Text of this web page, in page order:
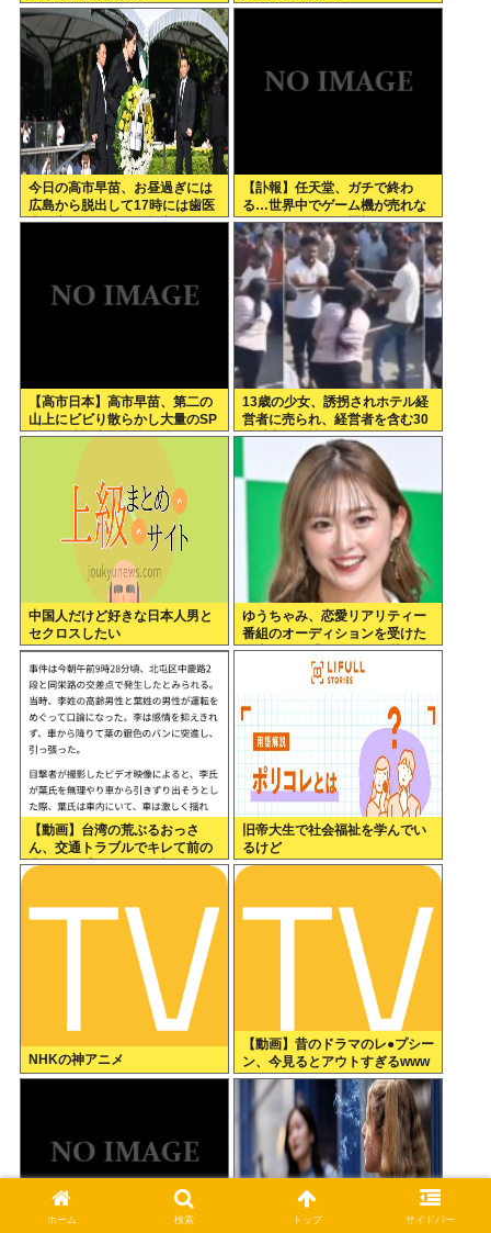
今日の高市早苗、お昼過ぎには
広島から脱出して17時には歯医
者に寄ってそのまま帰宅
【訃報】任天堂、ガチで終わ
る…世界中でゲーム機が売れな
くなってしまった模様
【高市日本】高市早苗、第二の
山上にビビり散らかし大量のSP
を従え演説台にも全面防弾ガラ
13歳の少女、誘拐されホテル経
営者に売られ、経営者を含む30
人以上から性的暴行。怒った群
集が折檻(動画有)。ホテルはブ
ルドーザーで撤去
中国人だけど好きな日本人男と
セクロスしたい
ゆうちゃみ、恋愛リアリティー
番組のオーディションを受けた
過去を激白「10回くらい落ちて
【動画】台湾の荒ぶるおっさ
ん、交通トラブルでキレて前の
車の運転手をナイフで斬りつけ
旧帝大生で社会福祉を学んでい
るけど
NHKの神アニメ
【動画】昔のドラマのレ●プシー
ン、今見るとアウトすぎるwww
ホーム 検索 トップ サイドバー